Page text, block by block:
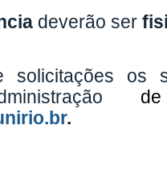
deverão ser
solicitações os
de
.